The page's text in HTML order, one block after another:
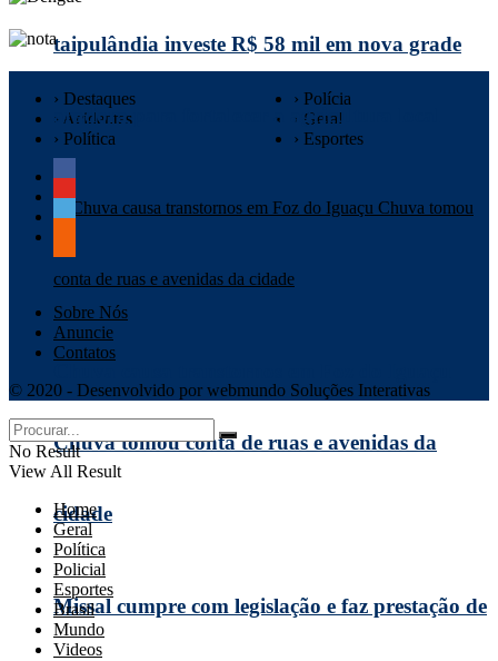
taipulândia investe R$ 58 mil em nova grade
aradora para fortalecer a agricultura local
Chuva tomou conta de ruas e avenidas da
cidade
Missal cumpre com legislação e faz prestação de
› Destaques
› Acidentes
› Política
› Polícia
› Geral
› Esportes
Sobre Nós
Anuncie
Contatos
© 2020 - Desenvolvido por webmundo Soluções Interativas
No Result
View All Result
Home
Geral
Política
Policial
Esportes
Brasil
Mundo
Videos